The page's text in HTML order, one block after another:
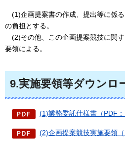
(1)企画提案書の作成、提出等に係
の負担とする。
(2)その他、この企画提案競技に関
要領による。
9.実施要領等ダウンロ
(1)業務委託仕様書（PDF：
(2)企画提案競技実施要領（